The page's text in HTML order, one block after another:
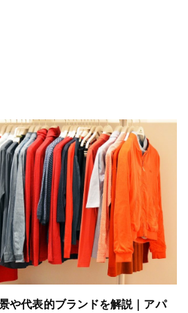
や代表的ブランドを解説｜アパ